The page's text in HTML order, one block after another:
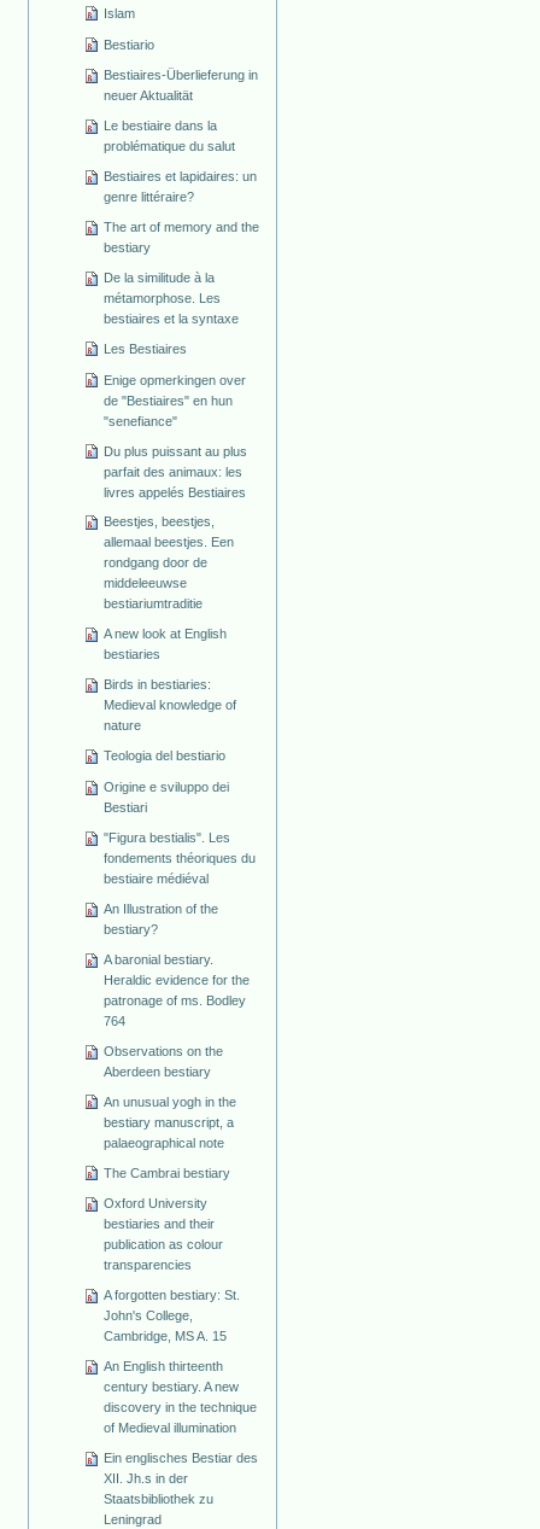
Islam
Bestiario
Bestiaires-Überlieferung in
neuer Aktualität
Le bestiaire dans la
problématique du salut
Bestiaires et lapidaires: un
genre littéraire?
The art of memory and the
bestiary
De la similitude à la
métamorphose. Les
bestiaires et la syntaxe
Les Bestiaires
Enige opmerkingen over
de "Bestiaires" en hun
"senefiance"
Du plus puissant au plus
parfait des animaux: les
livres appelés Bestiaires
Beestjes, beestjes,
allemaal beestjes. Een
rondgang door de
middeleeuwse
bestiariumtraditie
A new look at English
bestiaries
Birds in bestiaries:
Medieval knowledge of
nature
Teologia del bestiario
Origine e sviluppo dei
Bestiari
"Figura bestialis". Les
fondements théoriques du
bestiaire médiéval
An Illustration of the
bestiary?
A baronial bestiary.
Heraldic evidence for the
patronage of ms. Bodley
764
Observations on the
Aberdeen bestiary
An unusual yogh in the
bestiary manuscript, a
palaeographical note
The Cambrai bestiary
Oxford University
bestiaries and their
publication as colour
transparencies
A forgotten bestiary: St.
John's College,
Cambridge, MS A. 15
An English thirteenth
century bestiary. A new
discovery in the technique
of Medieval illumination
Ein englisches Bestiar des
XII. Jh.s in der
Staatsbibliothek zu
Leningrad